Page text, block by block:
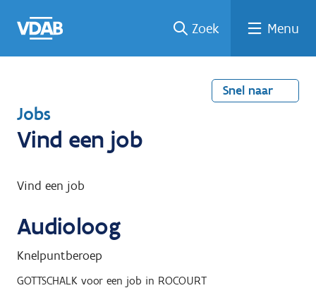
naar
een
een
job
naar
Zoek Menu
Snel naar
T
e
u
n
a
a
Jobs
Vind een job
Vind een job
Audioloog
Knelpuntberoep
GOTTSCHALK voor een job in ROCOURT